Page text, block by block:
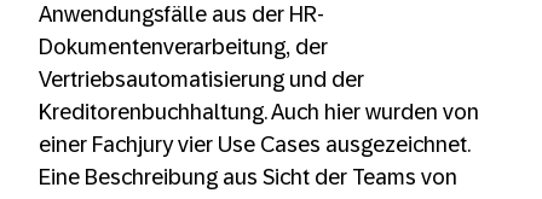
Anwendungsfälle aus der HR-
Dokumentenverarbeitung, der
Vertriebsautomatisierung und der
Kreditorenbuchhaltung. Auch hier wurden von
einer Fachjury vier Use Cases ausgezeichnet.
Eine Beschreibung aus Sicht der Teams von